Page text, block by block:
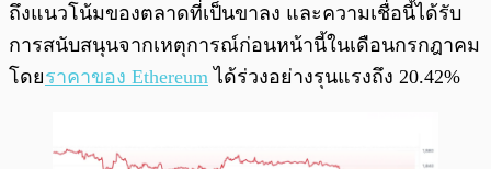
ถึงแนวโน้มของตลาดที่เป็นขาลง และความเชื่อนี้ได้รับ
การสนับสนุนจากเหตุการณ์ก่อนหน้านี้ในเดือนกรกฎาคม
โดยราคาของ Ethereum ได้ร่วงอย่างรุนแรงถึง 20.42%